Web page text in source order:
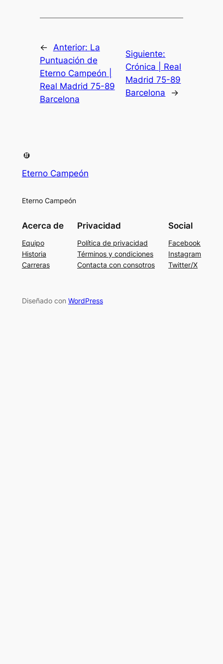
← Anterior: La
Puntuación de
Eterno Campeón |
Real Madrid 75-89
Barcelona
Siguiente:
Crónica | Real
Madrid 75-89
Barcelona
→
Eterno Campeón
Eterno Campeón
Acerca de
Equipo
Historia
Carreras
Privacidad
Política de privacidad
Términos y condiciones
Contacta con consotros
Social
Facebook
Instagram
Twitter/X
Diseñado con WordPress